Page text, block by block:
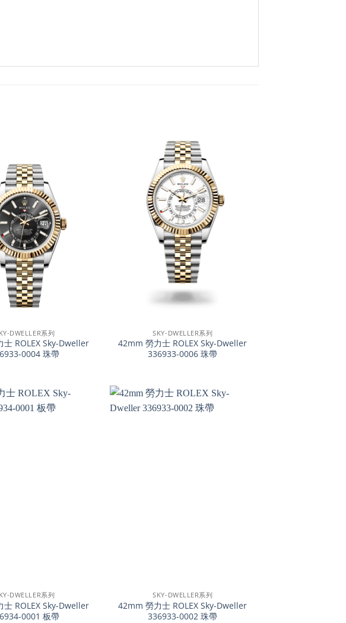
DWELLER系列
士 ROLEX Sky-Dweller
0004 珠帶
SKY-DWELLER系列
42mm 勞力士 ROLEX Sky-Dweller
336933-0006 珠帶
DWELLER系列
士 ROLEX Sky-Dweller
0001 板帶
SKY-DWELLER系列
42mm 勞力士 ROLEX Sky-Dweller
336933-0002 珠帶